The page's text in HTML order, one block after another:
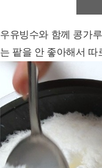
우유빙수와 함께 콩가
는 팥을 안 좋아해서